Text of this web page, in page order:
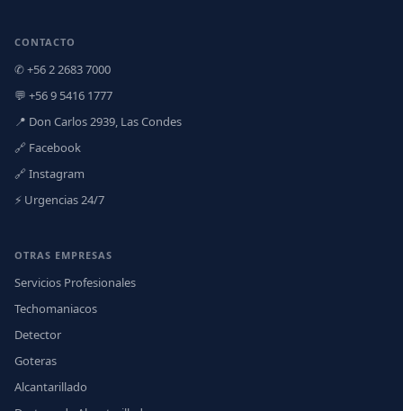
CONTACTO
✆ +56 2 2683 7000
💬 +56 9 5416 1777
📍 Don Carlos 2939, Las Condes
🔗 Facebook
🔗 Instagram
⚡ Urgencias 24/7
OTRAS EMPRESAS
Servicios Profesionales
Techomaniacos
Detector
Goteras
Alcantarillado